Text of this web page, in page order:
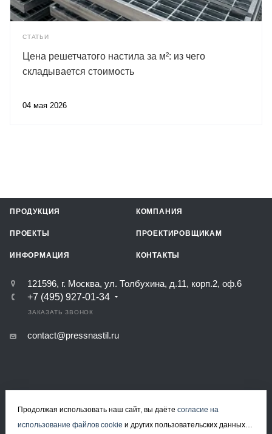
СТАТЬИ
Цена решетчатого настила за м²: из чего
складывается стоимость
04 мая 2026
ПРОДУКЦИЯ КОМПАНИЯ
ПРОЕКТЫ ПРОЕКТИРОВЩИКАМ
ИНФОРМАЦИЯ КОНТАКТЫ
121596, г. Москва, ул. Толбухина, д.11, корп.2, оф.6
+7 (495) 927-01-34
ЗАКАЗАТЬ ЗВОНОК
contact@pressnastil.ru
КАРТА САЙТА
ПОЛИТИКА КОНФИДЕНЦИАЛЬНОСТИ
ПОЛИТИКА ИСПОЛЬЗОВАНИЯ ФАЙЛОВ COOKIE
Продолжая использовать наш сайт, вы даёте согласие на
использование файлов cookie